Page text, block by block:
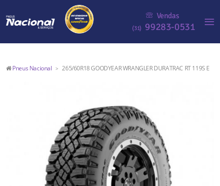
Vendas
(31) 99283-0531
Pneus Nacional > 265/60R18 GOODYEAR WRANGLER DURATRAC RT 119S E